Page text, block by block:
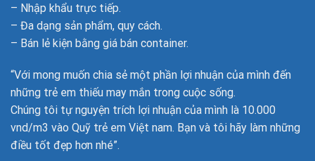
– Nhập khẩu trực tiếp.
– Đa dạng sản phẩm, quy cách.
– Bán lẻ kiện bằng giá bán container.
“Với mong muốn chia sẻ một phần lợi nhuận của mình đến
những trẻ em thiếu may mắn trong cuộc sống.
Chúng tôi tự nguyện trích lợi nhuận của mình là 10.000
vnd/m3 vào Quỹ trẻ em Việt nam. Bạn và tôi hãy làm những
điều tốt đẹp hơn nhé”.